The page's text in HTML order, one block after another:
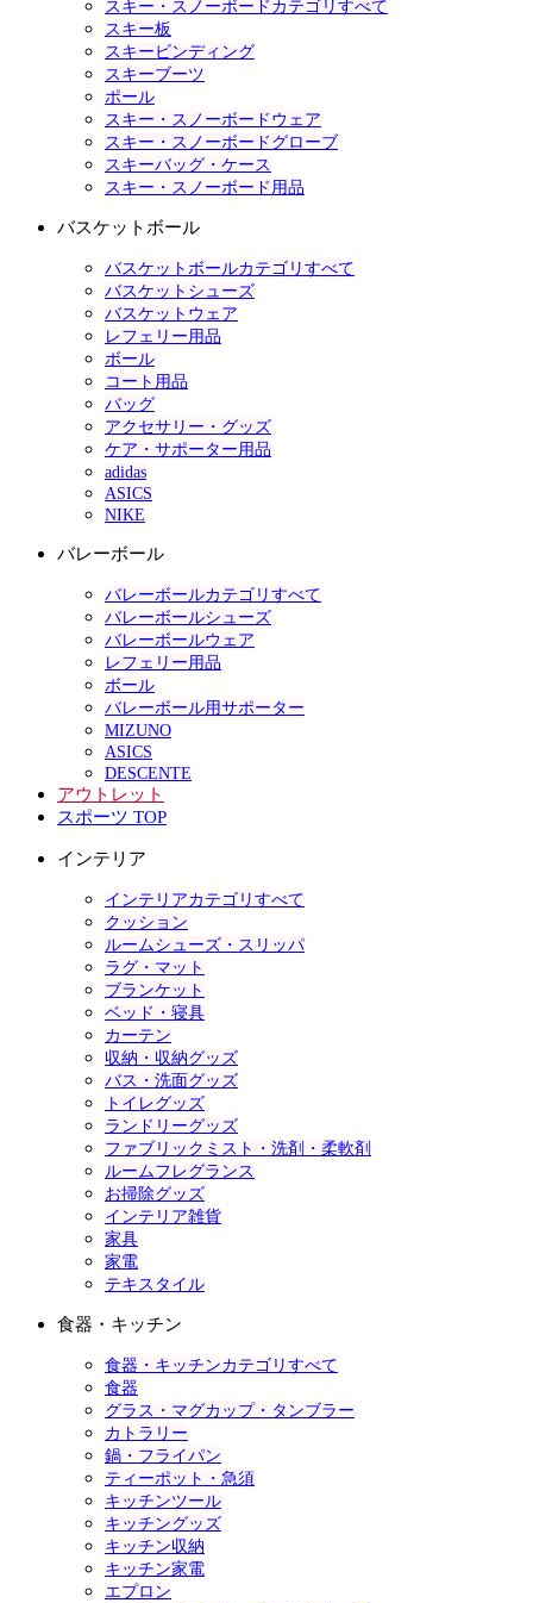
スキー・スノーボードカテゴリすべて
スキー板
スキービンディング
スキーブーツ
ポール
スキー・スノーボードウェア
スキー・スノーボードグローブ
スキーバッグ・ケース
スキー・スノーボード用品
バスケットボール
バスケットボールカテゴリすべて
バスケットシューズ
バスケットウェア
レフェリー用品
ボール
コート用品
バッグ
アクセサリー・グッズ
ケア・サポーター用品
adidas
ASICS
NIKE
バレーボール
バレーボールカテゴリすべて
バレーボールシューズ
バレーボールウェア
レフェリー用品
ボール
バレーボール用サポーター
MIZUNO
ASICS
DESCENTE
アウトレット
スポーツ TOP
インテリア
インテリアカテゴリすべて
クッション
ルームシューズ・スリッパ
ラグ・マット
ブランケット
ベッド・寝具
カーテン
収納・収納グッズ
バス・洗面グッズ
トイレグッズ
ランドリーグッズ
ファブリックミスト・洗剤・柔軟剤
ルームフレグランス
お掃除グッズ
インテリア雑貨
家具
家電
テキスタイル
食器・キッチン
食器・キッチンカテゴリすべて
食器
グラス・マグカップ・タンブラー
カトラリー
鍋・フライパン
ティーポット・急須
キッチンツール
キッチングッズ
キッチン収納
キッチン家電
エプロン